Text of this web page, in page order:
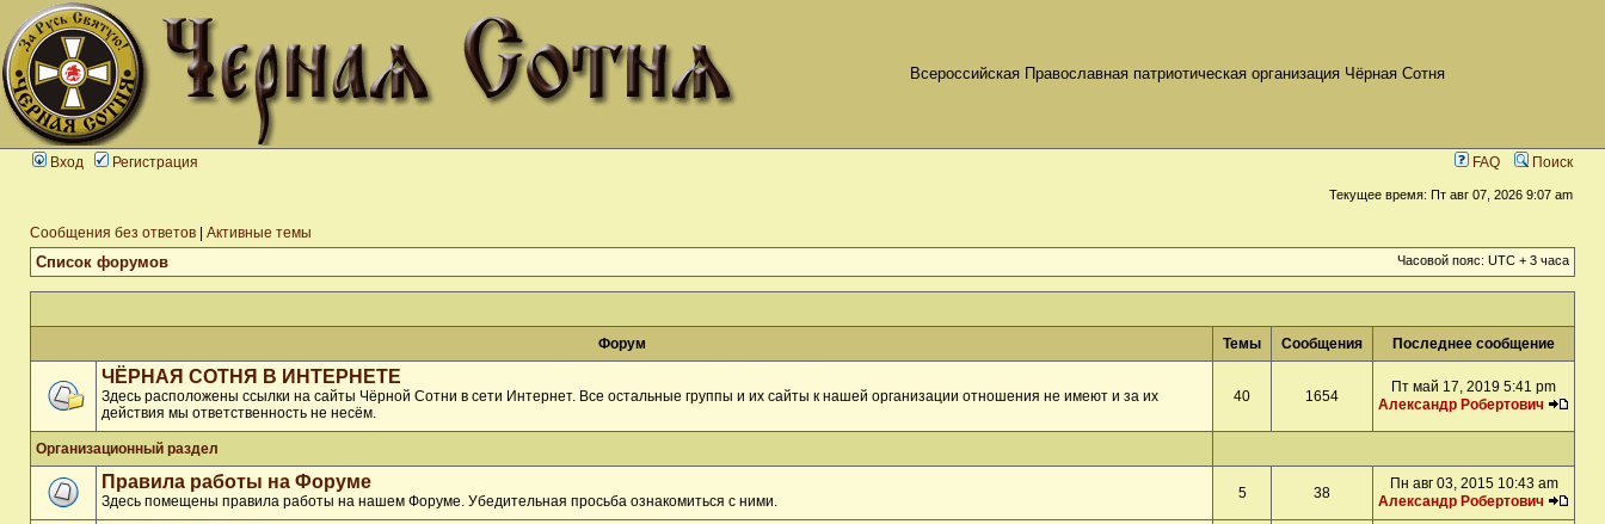
Всероссийская Православная патриотическая организация Чёрная Сотня
Вход Регистрация FAQ Поиск
Текущее время: Пт авг 07, 2026 9:07 am
Сообщения без ответов Активные темы
Список форумов Часовой пояс: UTC + 3 часа
Форум Темы Сообщения Последнее сообщение
ЧЁРНАЯ СОТНЯ В ИНТЕРНЕТЕ
Здесь расположены ссылки на сайты Чёрной Сотни в сети Интернет. Все остальные группы и их сайты к нашей организации отношения не имеют и за их
действия мы ответственность не несём.
40 1654
Пт май 17, 2019 5:41 pm
Александр Робертович
Организационный раздел
Правила работы на Форуме
Здесь помещены правила работы на нашем Форуме. Убедительная просьба ознакомиться с ними. 5 38
Пн авг 03, 2015 10:43 am
Александр Робертович